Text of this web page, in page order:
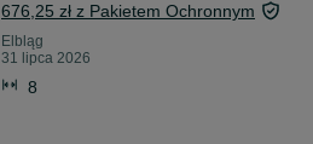
676,25 zł z Pakietem Ochronnym
Elbląg
31 lipca 2026
8